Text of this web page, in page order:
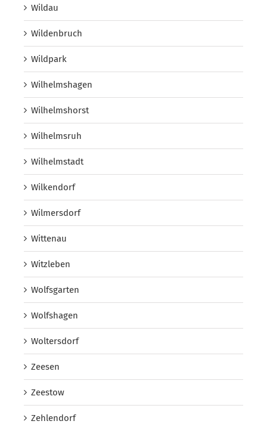
Wildau
Wildenbruch
Wildpark
Wilhelmshagen
Wilhelmshorst
Wilhelmsruh
Wilhelmstadt
Wilkendorf
Wilmersdorf
Wittenau
Witzleben
Wolfsgarten
Wolfshagen
Woltersdorf
Zeesen
Zeestow
Zehlendorf